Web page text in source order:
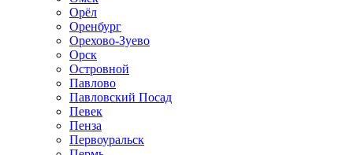
Орёл
Оренбург
Орехово-Зуево
Орск
Островной
Павлово
Павловский Посад
Певек
Пенза
Первоуральск